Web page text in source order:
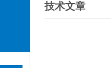
技术文章